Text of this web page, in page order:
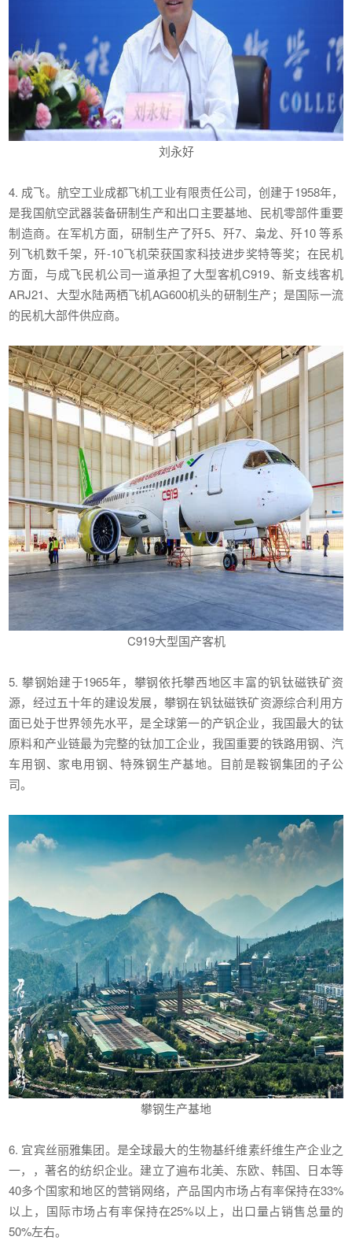
刘永好
4. 成飞。航空工业成都飞机工业有限责任公司，创建于1958年，
是我国航空武器装备研制生产和出口主要基地、民机零部件重要
制造商。在军机方面，研制生产了歼5、歼7、枭龙、歼10 等系
列飞机数千架，歼-10飞机荣获国家科技进步奖特等奖；在民机
方面，与成飞民机公司一道承担了大型客机C919、新支线客机
ARJ21、大型水陆两栖飞机AG600机头的研制生产；是国际一流
的民机大部件供应商。
C919大型国产客机
5. 攀钢始建于1965年，攀钢依托攀西地区丰富的钒钛磁铁矿资
源，经过五十年的建设发展，攀钢在钒钛磁铁矿资源综合利用方
面已处于世界领先水平，是全球第一的产钒企业，我国最大的钛
原料和产业链最为完整的钛加工企业，我国重要的铁路用钢、汽
车用钢、家电用钢、特殊钢生产基地。目前是鞍钢集团的子公
司。
攀钢生产基地
6. 宜宾丝丽雅集团。是全球最大的生物基纤维素纤维生产企业之
一，，著名的纺织企业。建立了遍布北美、东欧、韩国、日本等
40多个国家和地区的营销网络，产品国内市场占有率保持在33%
以上，国际市场占有率保持在25%以上，出口量占销售总量的
50%左右。